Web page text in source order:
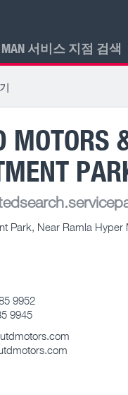
MAN 서비스 지점 검색
MOTORS
Park, Near Ramla Hyper
9952
9945